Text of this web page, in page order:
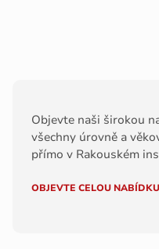
Objevte naši širokou
všechny úrovně a
přímo v Rakouském
OBJEVTE CELOU